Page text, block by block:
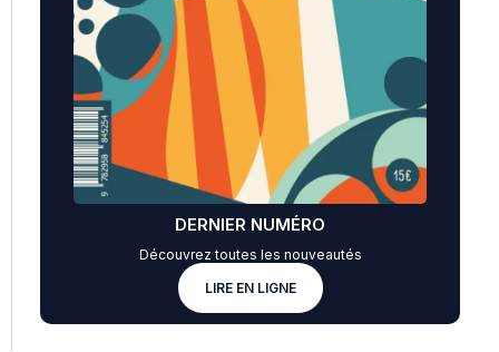
DERNIER NUMÉRO
Découvrez toutes les nouveautés
LIRE EN LIGNE